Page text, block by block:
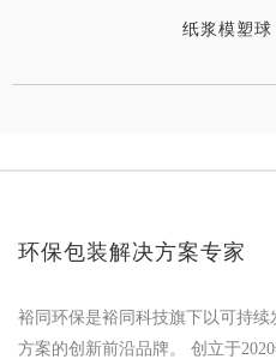
纸浆模塑
环保包装解决方案专家
裕同环保是裕同科技旗下以可持
方案的创新前沿品牌。 创立于